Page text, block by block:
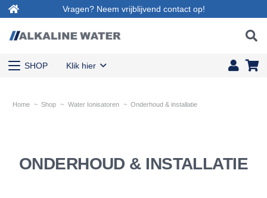
Vragen? Neem vrijblijvend contact op!
SHOP Klik hier
Home ~ Shop ~ Water Ionisatoren ~ Onderhoud & installatie
ONDERHOUD & INSTALLATIE